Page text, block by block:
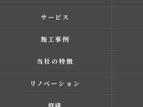
サービス
施工事例
当社の特徴
リノベーション